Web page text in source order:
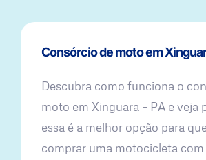
Consórcio de moto em
Descubra como funciona o
moto em Xinguara – PA e veja
essa é a melhor opção para
comprar uma motocicleta com